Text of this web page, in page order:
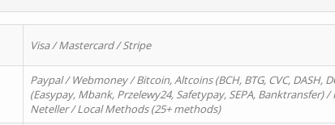
Visa / Mastercard / Stripe
Paypal / Webmoney / Bitcoin, Altcoins (BCH, BTG, CVC, DASH,
(Easypay, Mbank, Przelewy24, Safetypay, SEPA,
Neteller / Local Methods (25+ methods)